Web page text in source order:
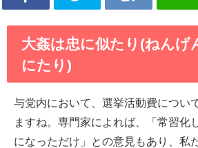
大姦は忠に似たり(ねんげ
にたり)
与党内において、選挙活動費につい
ますね。専門家によれば、「常習化
になっただけ」との意見もあり、私